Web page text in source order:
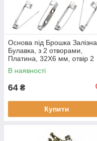
Основа під Брошка Залізна,
Булавка, з 2 отворами,
Платина, 32Х6 мм, отвір 2
Мм, (25 шт.)
В наявності
64 ₴
Купити